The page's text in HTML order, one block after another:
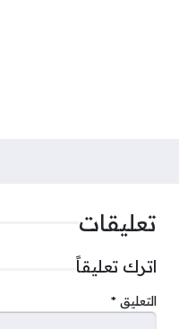
تعليقات
اترك تعليقاً
التعليق *